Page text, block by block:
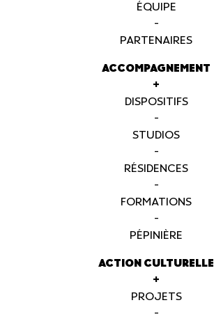
ÉQUIPE
-
PARTENAIRES
ACCOMPAGNEMENT
+
DISPOSITIFS
-
STUDIOS
-
RÉSIDENCES
-
FORMATIONS
-
PÉPINIÈRE
ACTION CULTURELLE
+
PROJETS
-